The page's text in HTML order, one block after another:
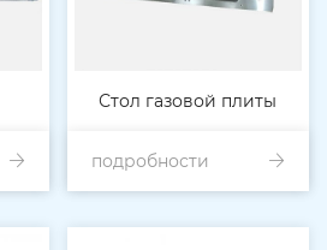
Стол газовой плиты
подробности